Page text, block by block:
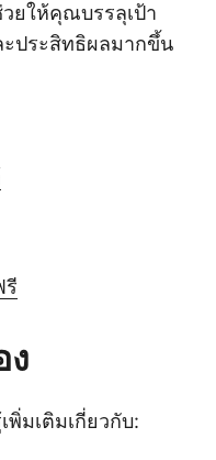
ยให้คุณบรรลุเป้า
ประสิทธิผลมากขึ้น
ง
พิ่มเติมเกี่ยวกับ: